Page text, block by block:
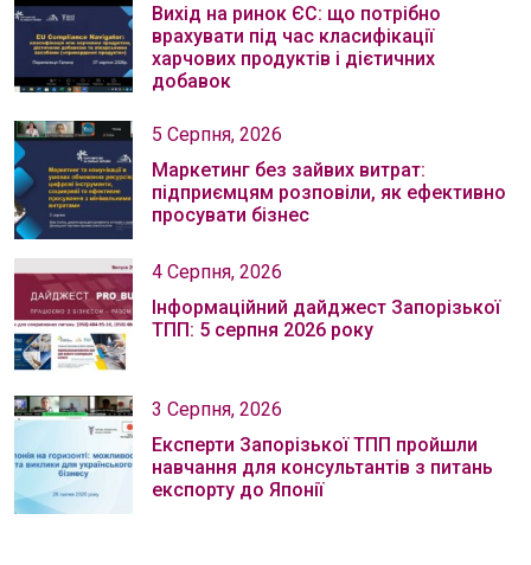
Вихід на ринок ЄС: що потрібно
врахувати під час класифікації
харчових продуктів і дієтичних
добавок
5 Серпня, 2026
Маркетинг без зайвих витрат:
підприємцям розповіли, як ефективно
просувати бізнес
4 Серпня, 2026
Інформаційний дайджест Запорізької
ТПП: 5 серпня 2026 року
3 Серпня, 2026
Експерти Запорізької ТПП пройшли
навчання для консультантів з питань
експорту до Японії